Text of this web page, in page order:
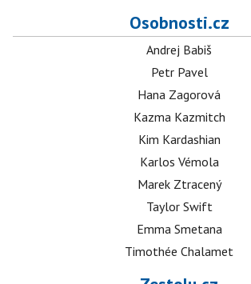
Osobnosti.cz
Andrej Babiš
Petr Pavel
Hana Zagorová
Kazma Kazmitch
Kim Kardashian
Karlos Vémola
Marek Ztracený
Taylor Swift
Emma Smetana
Timothée Chalamet